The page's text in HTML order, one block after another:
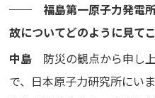
── 福島第一原子力発電所
故についてどのように見て
中島 防災の観点から申し
で、日本原子力研究所にい